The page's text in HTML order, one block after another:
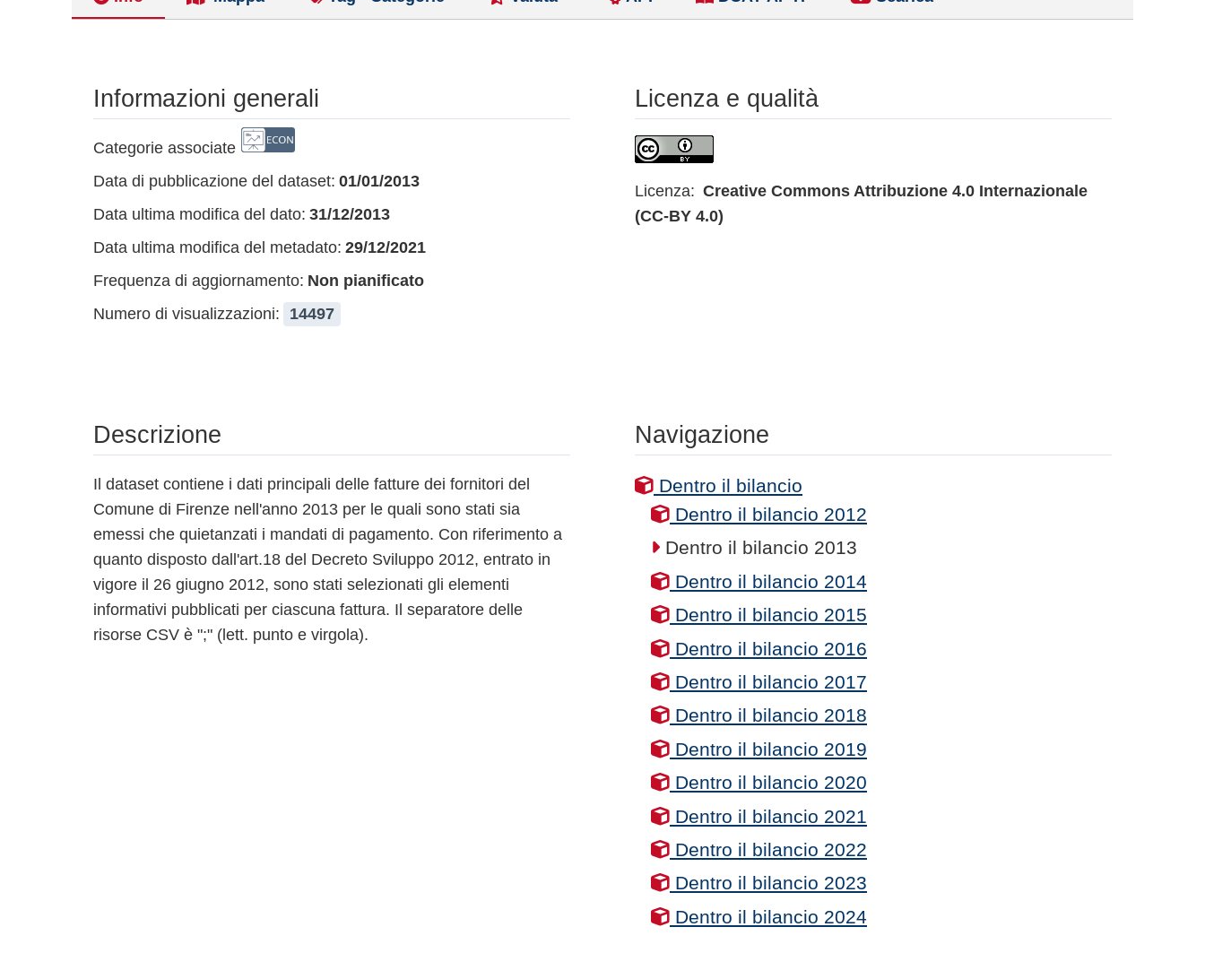
Informazioni generali
Categorie associate
Data di pubblicazione del dataset: 01/01/2013
Data ultima modifica del dato: 31/12/2013
Data ultima modifica del metadato: 29/12/2021
Frequenza di aggiornamento: Non pianificato
Numero di visualizzazioni:
14497
Licenza e qualità
Licenza: Creative Commons Attribuzione 4.0 Internazionale
(CC-BY 4.0)
Descrizione
Il dataset contiene i dati principali delle fatture dei fornitori del
Comune di Firenze nell'anno 2013 per le quali sono stati sia
emessi che quietanzati i mandati di pagamento. Con riferimento a
quanto disposto dall'art.18 del Decreto Sviluppo 2012, entrato in
vigore il 26 giugno 2012, sono stati selezionati gli elementi
informativi pubblicati per ciascuna fattura. Il separatore delle
risorse CSV è ";" (lett. punto e virgola).
Navigazione
Dentro il bilancio
Dentro il bilancio 2012
Dentro il bilancio 2013
Dentro il bilancio 2014
Dentro il bilancio 2015
Dentro il bilancio 2016
Dentro il bilancio 2017
Dentro il bilancio 2018
Dentro il bilancio 2019
Dentro il bilancio 2020
Dentro il bilancio 2021
Dentro il bilancio 2022
Dentro il bilancio 2023
Dentro il bilancio 2024